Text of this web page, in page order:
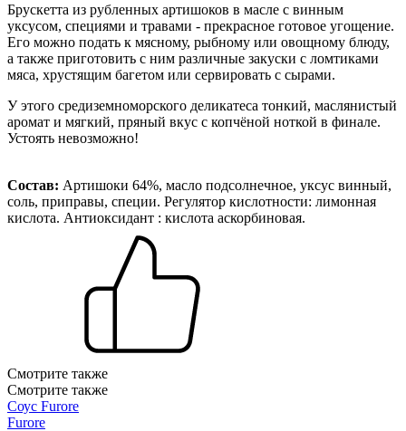
Брускетта из рубленных артишоков в масле с винным
уксусом, специями и травами - прекрасное готовое угощение.
Его можно подать к мясному, рыбному или овощному блюду,
а также приготовить с ним различные закуски с ломтиками
мяса, хрустящим багетом или сервировать с сырами.
У этого средиземноморского деликатеса тонкий, маслянистый
аромат и мягкий, пряный вкус с копчёной ноткой в финале.
Устоять невозможно!
Состав: Артишоки 64%, масло подсолнечное, уксус винный,
соль, приправы, специи. Регулятор кислотности: лимонная
кислота. Антиоксидант : кислота аскорбиновая.
Смотрите также
Смотрите также
Соус Furore
Furore